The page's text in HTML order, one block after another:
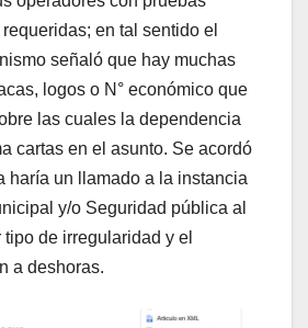
en tal sentido el
señaló que hay muchas
logos o N° económico que
las cuales la dependencia
cartas en el asunto. Se acordó
haría un llamado a la instancia
y/o Seguridad pública al
de irregularidad y el
a deshoras.